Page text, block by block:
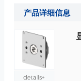
产品详细信息
details+